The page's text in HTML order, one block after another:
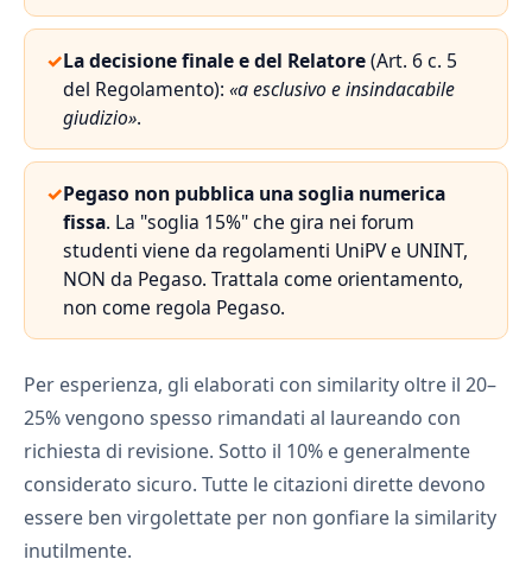
✓La decisione finale e del Relatore(Art. 6 c. 5
del Regolamento): «a esclusivo e insindacabile
giudizio».
✓Pegaso non pubblica una soglia numerica
fissa. La "soglia 15%" che gira nei forum
studenti viene da regolamenti UniPV e UNINT,
NON da Pegaso. Trattala come orientamento,
non come regola Pegaso.
Per esperienza, gli elaborati con similarity oltre il 20–
25% vengono spesso rimandati al laureando con
richiesta di revisione. Sotto il 10% e generalmente
considerato sicuro. Tutte le citazioni dirette devono
essere ben virgolettate per non gonfiare la similarity
inutilmente.